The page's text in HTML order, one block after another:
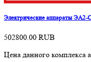
Электрические аппараты ЭА2-
502800.00 RUB
Цена данного комплекса